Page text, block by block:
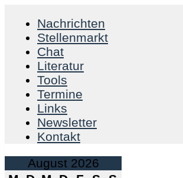
Nachrichten
Stellenmarkt
Chat
Literatur
Tools
Termine
Links
Newsletter
Kontakt
August 2026